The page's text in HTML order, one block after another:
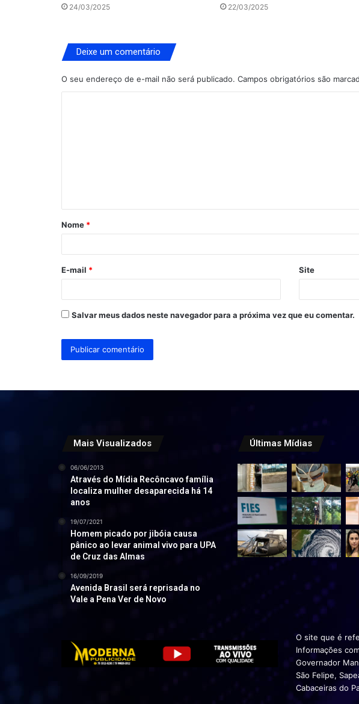
24/03/2025 22/03/2025
Deixe um comentário
O seu endereço de e-mail não será publicado. Campos obrigatórios são
á
r
*
Nome *
E-mail * Site
Salvar meus dados neste navegador para a próxima vez que eu comentar.
Mais Visualizados
06/06/2013
Através do Mídia Recôncavo família
localiza mulher desaparecida há 14
anos
19/07/2021
Homem picado por jibóia causa
pânico ao levar animal vivo para UPA
de Cruz das Almas
16/09/2019
Avenida Brasil será reprisada no
Vale a Pena Ver de Novo
Últimas Mídias
O site que é
Informações
Governador
São Felipe,
Cabaceiras do